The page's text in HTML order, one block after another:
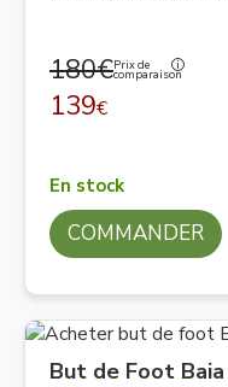
180€Prix de
comparaison
139€
En stock
COMMANDER
But de Foot Baia